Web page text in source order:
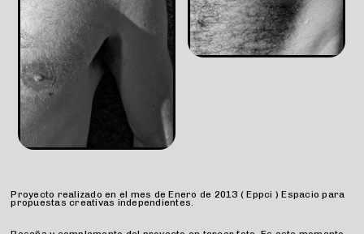
Proyecto realizado en el mes de Enero de 2013 ( Eppci ) Espacio para
propuestas creativas independientes.